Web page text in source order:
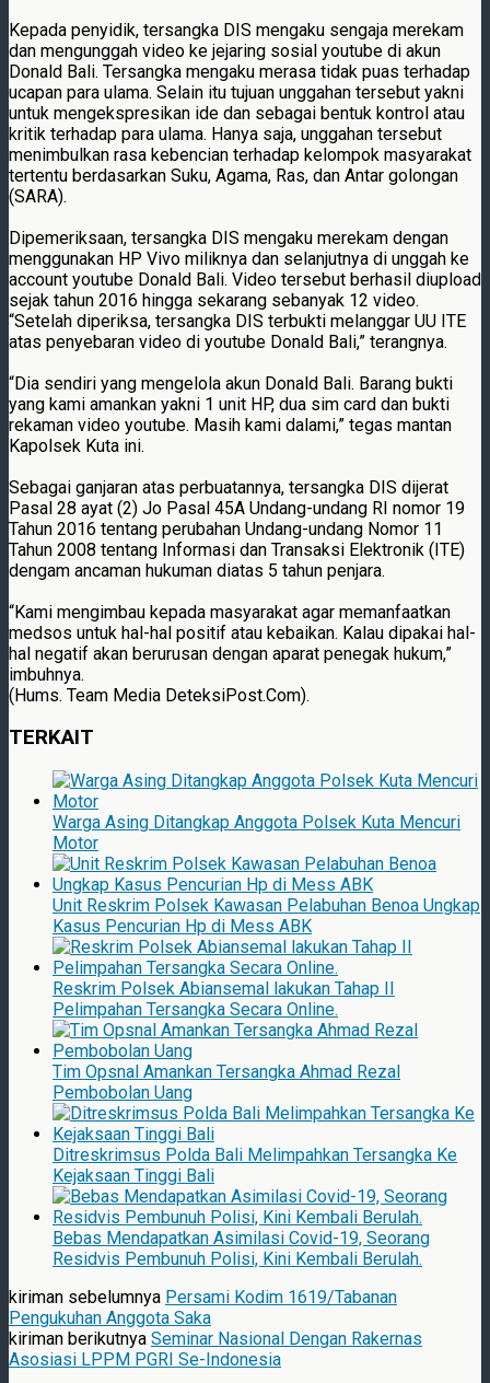
Kepada penyidik, tersangka DIS mengaku sengaja merekam
dan mengunggah video ke jejaring sosial youtube di akun
Donald Bali. Tersangka mengaku merasa tidak puas terhadap
ucapan para ulama. Selain itu tujuan unggahan tersebut yakni
untuk mengekspresikan ide dan sebagai bentuk kontrol atau
kritik terhadap para ulama. Hanya saja, unggahan tersebut
menimbulkan rasa kebencian terhadap kelompok masyarakat
tertentu berdasarkan Suku, Agama, Ras, dan Antar golongan
(SARA).
Dipemeriksaan, tersangka DIS mengaku merekam dengan
menggunakan HP Vivo miliknya dan selanjutnya di unggah ke
account youtube Donald Bali. Video tersebut berhasil diupload
sejak tahun 2016 hingga sekarang sebanyak 12 video.
“Setelah diperiksa, tersangka DIS terbukti melanggar UU ITE
atas penyebaran video di youtube Donald Bali,” terangnya.
“Dia sendiri yang mengelola akun Donald Bali. Barang bukti
yang kami amankan yakni 1 unit HP, dua sim card dan bukti
rekaman video youtube. Masih kami dalami,” tegas mantan
Kapolsek Kuta ini.
Sebagai ganjaran atas perbuatannya, tersangka DIS dijerat
Pasal 28 ayat (2) Jo Pasal 45A Undang-undang RI nomor 19
Tahun 2016 tentang perubahan Undang-undang Nomor 11
Tahun 2008 tentang Informasi dan Transaksi Elektronik (ITE)
dengam ancaman hukuman diatas 5 tahun penjara.
“Kami mengimbau kepada masyarakat agar memanfaatkan
medsos untuk hal-hal positif atau kebaikan. Kalau dipakai hal-
hal negatif akan berurusan dengan aparat penegak hukum,”
imbuhnya.
(Hums. Team Media DeteksiPost.Com).
TERKAIT
Warga Asing Ditangkap Anggota Polsek Kuta Mencuri
Motor
Unit Reskrim Polsek Kawasan Pelabuhan Benoa Ungkap
Kasus Pencurian Hp di Mess ABK
Reskrim Polsek Abiansemal lakukan Tahap II
Pelimpahan Tersangka Secara Online.
Tim Opsnal Amankan Tersangka Ahmad Rezal
Pembobolan Uang
Ditreskrimsus Polda Bali Melimpahkan Tersangka Ke
Kejaksaan Tinggi Bali
Bebas Mendapatkan Asimilasi Covid-19, Seorang
Residvis Pembunuh Polisi, Kini Kembali Berulah.
kiriman sebelumnya Persami Kodim 1619/Tabanan
Pengukuhan Anggota Saka
kiriman berikutnya Seminar Nasional Dengan Rakernas
Asosiasi LPPM PGRI Se-Indonesia